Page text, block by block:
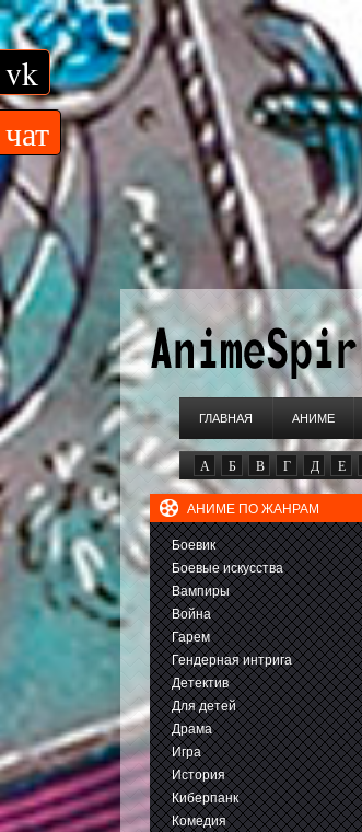
ГЛАВНАЯ АНИМЕ
А Б В Г Д Е
АНИМЕ ПО ЖАНРАМ
Боевик
Боевые искусства
Вампиры
Война
Гарем
Гендерная интрига
Детектив
Для детей
Драма
Игра
История
Киберпанк
Комедия
чат
vk